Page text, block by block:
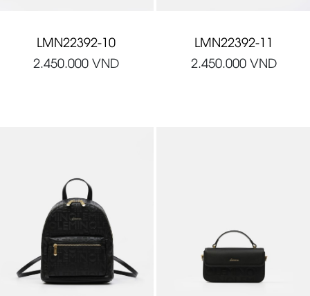
LMN22392-10
2.450.000 VND
LMN22392-11
2.450.000 VND